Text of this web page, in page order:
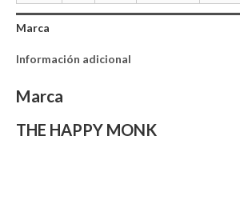
Marca
Información adicional
Marca
THE HAPPY MONK